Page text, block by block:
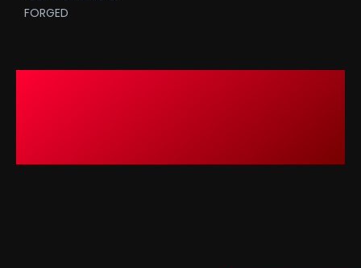
FORGED